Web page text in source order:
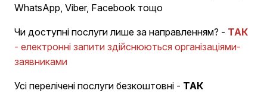
WhatsApp, Viber, Facebook тощо
Чи доступні послуги лише за направленням? - ТАК
- електронні запити здійснюються організаціями-
заявниками
Усі перелічені послуги безкоштовні - ТАК